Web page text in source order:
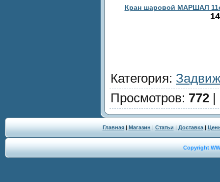
Кран шаровой МАРШАЛ
Категория:
Просмотров: 772 |
Главная| Магазин | Статьи | Доставка|
Copyright